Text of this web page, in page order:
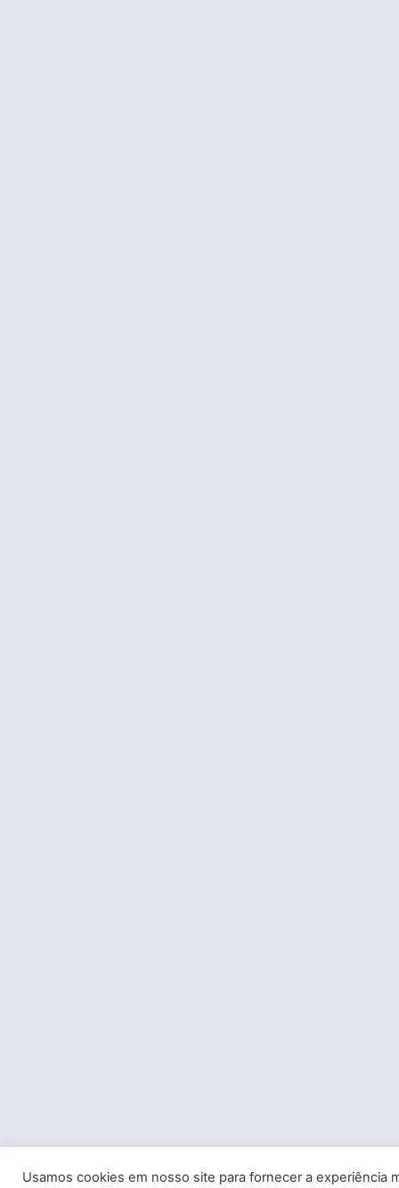
Usamos cookies em nosso site para fornecer a experiência